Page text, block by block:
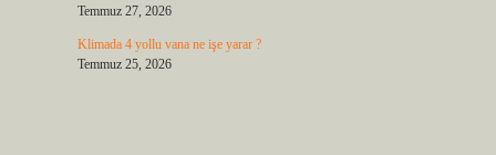
Temmuz 27, 2026
Klimada 4 yollu vana ne işe yarar ?
Temmuz 25, 2026